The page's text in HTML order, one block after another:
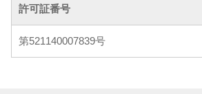
許可証番号
第521140007839号